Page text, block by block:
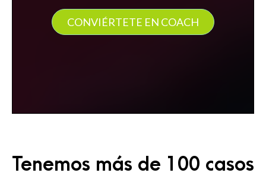
CONVIÉRTETE EN COACH
Tenemos más de 100 casos